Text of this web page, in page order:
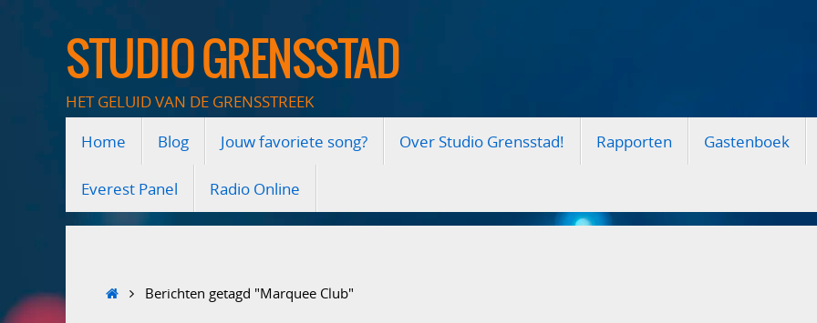
STUDIO GRENSSTAD
HET GELUID VAN DE GRENSSTREEK
naar
inhoud
Home Blog Jouw favoriete song? Over Studio Grensstad! Rapporten Gastenboek
Everest Panel Radio Online
HomeBerichten getagd "Marquee Club"